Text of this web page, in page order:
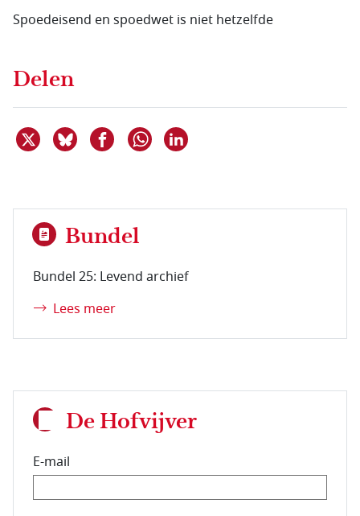
Spoedeisend en spoedwet is niet hetzelfde
Delen
Deel dit item op X
Deel dit item op Bluesky
Deel dit item op Facebook
Delen via WhatsApp
Bundel
Bundel 25: Levend archief
Lees meer
De Hofvijver
E-mail